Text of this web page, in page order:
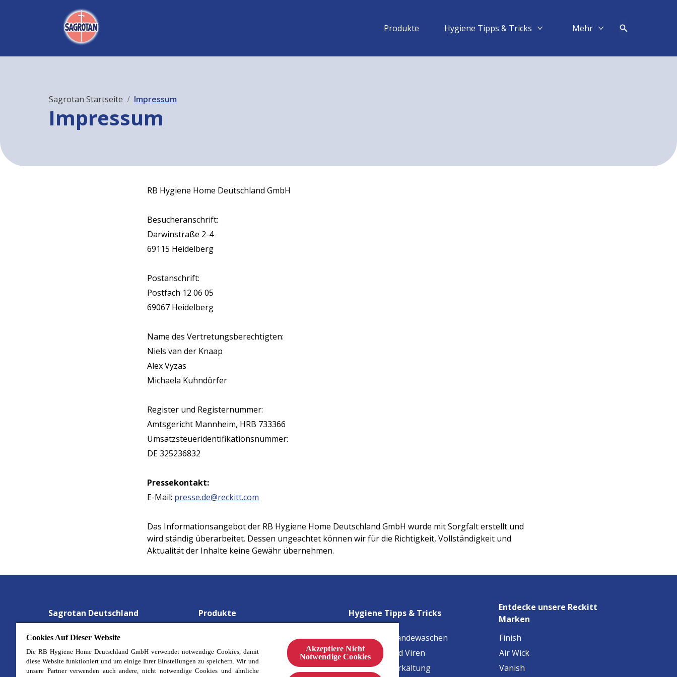
Produkte Hygiene Tipps & Tricks
Mehr Hygiene Tipps & Tricks
Mehr​
Mehr Mehr​
Sagrotan Startseite Impressum
Impressum
RB Hygiene Home Deutschland GmbH
Besucheranschrift:
Darwinstraße 2-4
69115 Heidelberg
Postanschrift:
Postfach 12 06 05
69067 Heidelberg
Name des Vertretungsberechtigten:
Niels van der Knaap
Alex Vyzas
Michaela Kuhndörfer
Register und Registernummer:
Amtsgericht Mannheim, HRB 733366
Umsatzsteueridentifikationsnummer:
DE 325236832
Pressekontakt:
E-Mail: presse.de@reckitt.com
Das Informationsangebot der RB Hygiene Home Deutschland GmbH wurde mit Sorgfalt erstellt und
wird ständig überarbeitet. Dessen ungeachtet können wir für die Richtigkeit, Vollständigkeit und
Aktualität der Inhalte keine Gewähr übernehmen.
Sagrotan Deutschland
Gesund Detektive
Aktionen
Über uns
Produkte
Hygiene-Textilerfrischer*
Waschmaschinen Reiniger*
Hygiene Tipps & Tricks
Tipps fürs Händewaschen
Bakterien und Viren
Grippe und Erkältung
Entdecke unsere Reckitt
Marken
Finish
Air Wick
Vanish
Cookies Auf Dieser Website
Die RB Hygiene Home Deutschland GmbH verwendet notwendige Cookies, damit
diese Website funktioniert und um einige Ihrer Einstellungen zu speichern. Wir und
unsere Partner verwenden auch andere, nicht notwendige Cookies und ähnliche
Akzeptiere Nicht
Notwendige Cookies